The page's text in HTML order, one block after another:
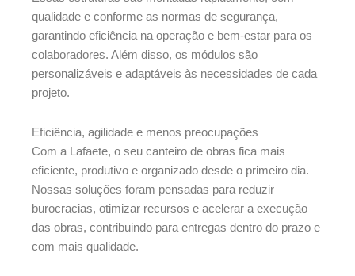
qualidade e conforme as normas de segurança,
garantindo eficiência na operação e bem-estar para os
colaboradores. Além disso, os módulos são
personalizáveis e adaptáveis às necessidades de cada
projeto.
Eficiência, agilidade e menos preocupações
Com a Lafaete, o seu canteiro de obras fica mais
eficiente, produtivo e organizado desde o primeiro dia.
Nossas soluções foram pensadas para reduzir
burocracias, otimizar recursos e acelerar a execução
das obras, contribuindo para entregas dentro do prazo e
com mais qualidade.